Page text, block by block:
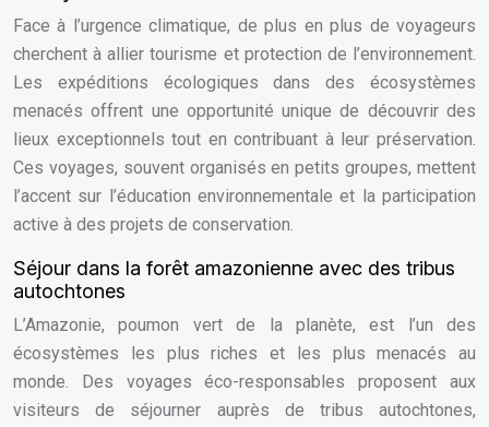
Face à l’urgence climatique, de plus en plus de voyageurs
cherchent à allier tourisme et protection de l’environnement.
Les expéditions écologiques dans des écosystèmes
menacés offrent une opportunité unique de découvrir des
lieux exceptionnels tout en contribuant à leur préservation.
Ces voyages, souvent organisés en petits groupes, mettent
l’accent sur l’éducation environnementale et la participation
active à des projets de conservation.
Séjour dans la forêt amazonienne avec des tribus
autochtones
L’Amazonie, poumon vert de la planète, est l’un des
écosystèmes les plus riches et les plus menacés au
monde. Des voyages éco-responsables proposent aux
visiteurs de séjourner auprès de tribus autochtones,